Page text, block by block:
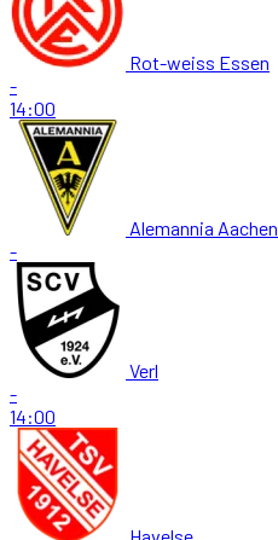
Rot-weiss Essen
-
14:00
Alemannia Aachen
-
Verl
-
14:00